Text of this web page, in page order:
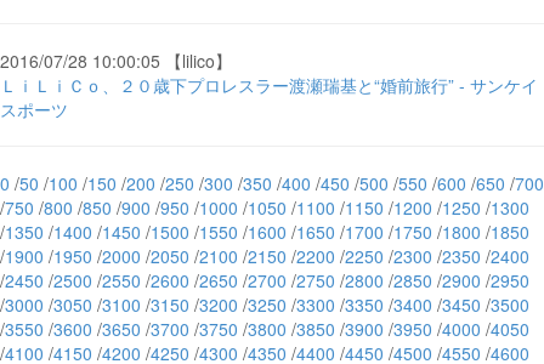
2016/07/28 10:00:05 【lilico】
ＬｉＬｉＣｏ、２０歳下プロレスラー渡瀬瑞基と“婚前旅行” - サンケイ
スポーツ
0 /50 /100 /150 /200 /250 /300 /350 /400 /450 /500 /550 /600 /650 /700
/750 /800 /850 /900 /950 /1000 /1050 /1100 /1150 /1200 /1250 /1300
/1350 /1400 /1450 /1500 /1550 /1600 /1650 /1700 /1750 /1800 /1850
/1900 /1950 /2000 /2050 /2100 /2150 /2200 /2250 /2300 /2350 /2400
/2450 /2500 /2550 /2600 /2650 /2700 /2750 /2800 /2850 /2900 /2950
/3000 /3050 /3100 /3150 /3200 /3250 /3300 /3350 /3400 /3450 /3500
/3550 /3600 /3650 /3700 /3750 /3800 /3850 /3900 /3950 /4000 /4050
/4100 /4150 /4200 /4250 /4300 /4350 /4400 /4450 /4500 /4550 /4600